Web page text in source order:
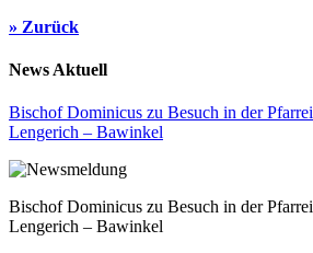
» Zurück
News Aktuell
Bischof Dominicus zu Besuch in der
Lengerich – Bawinkel
Bischof Dominicus zu Besuch in der
Lengerich – Bawinkel